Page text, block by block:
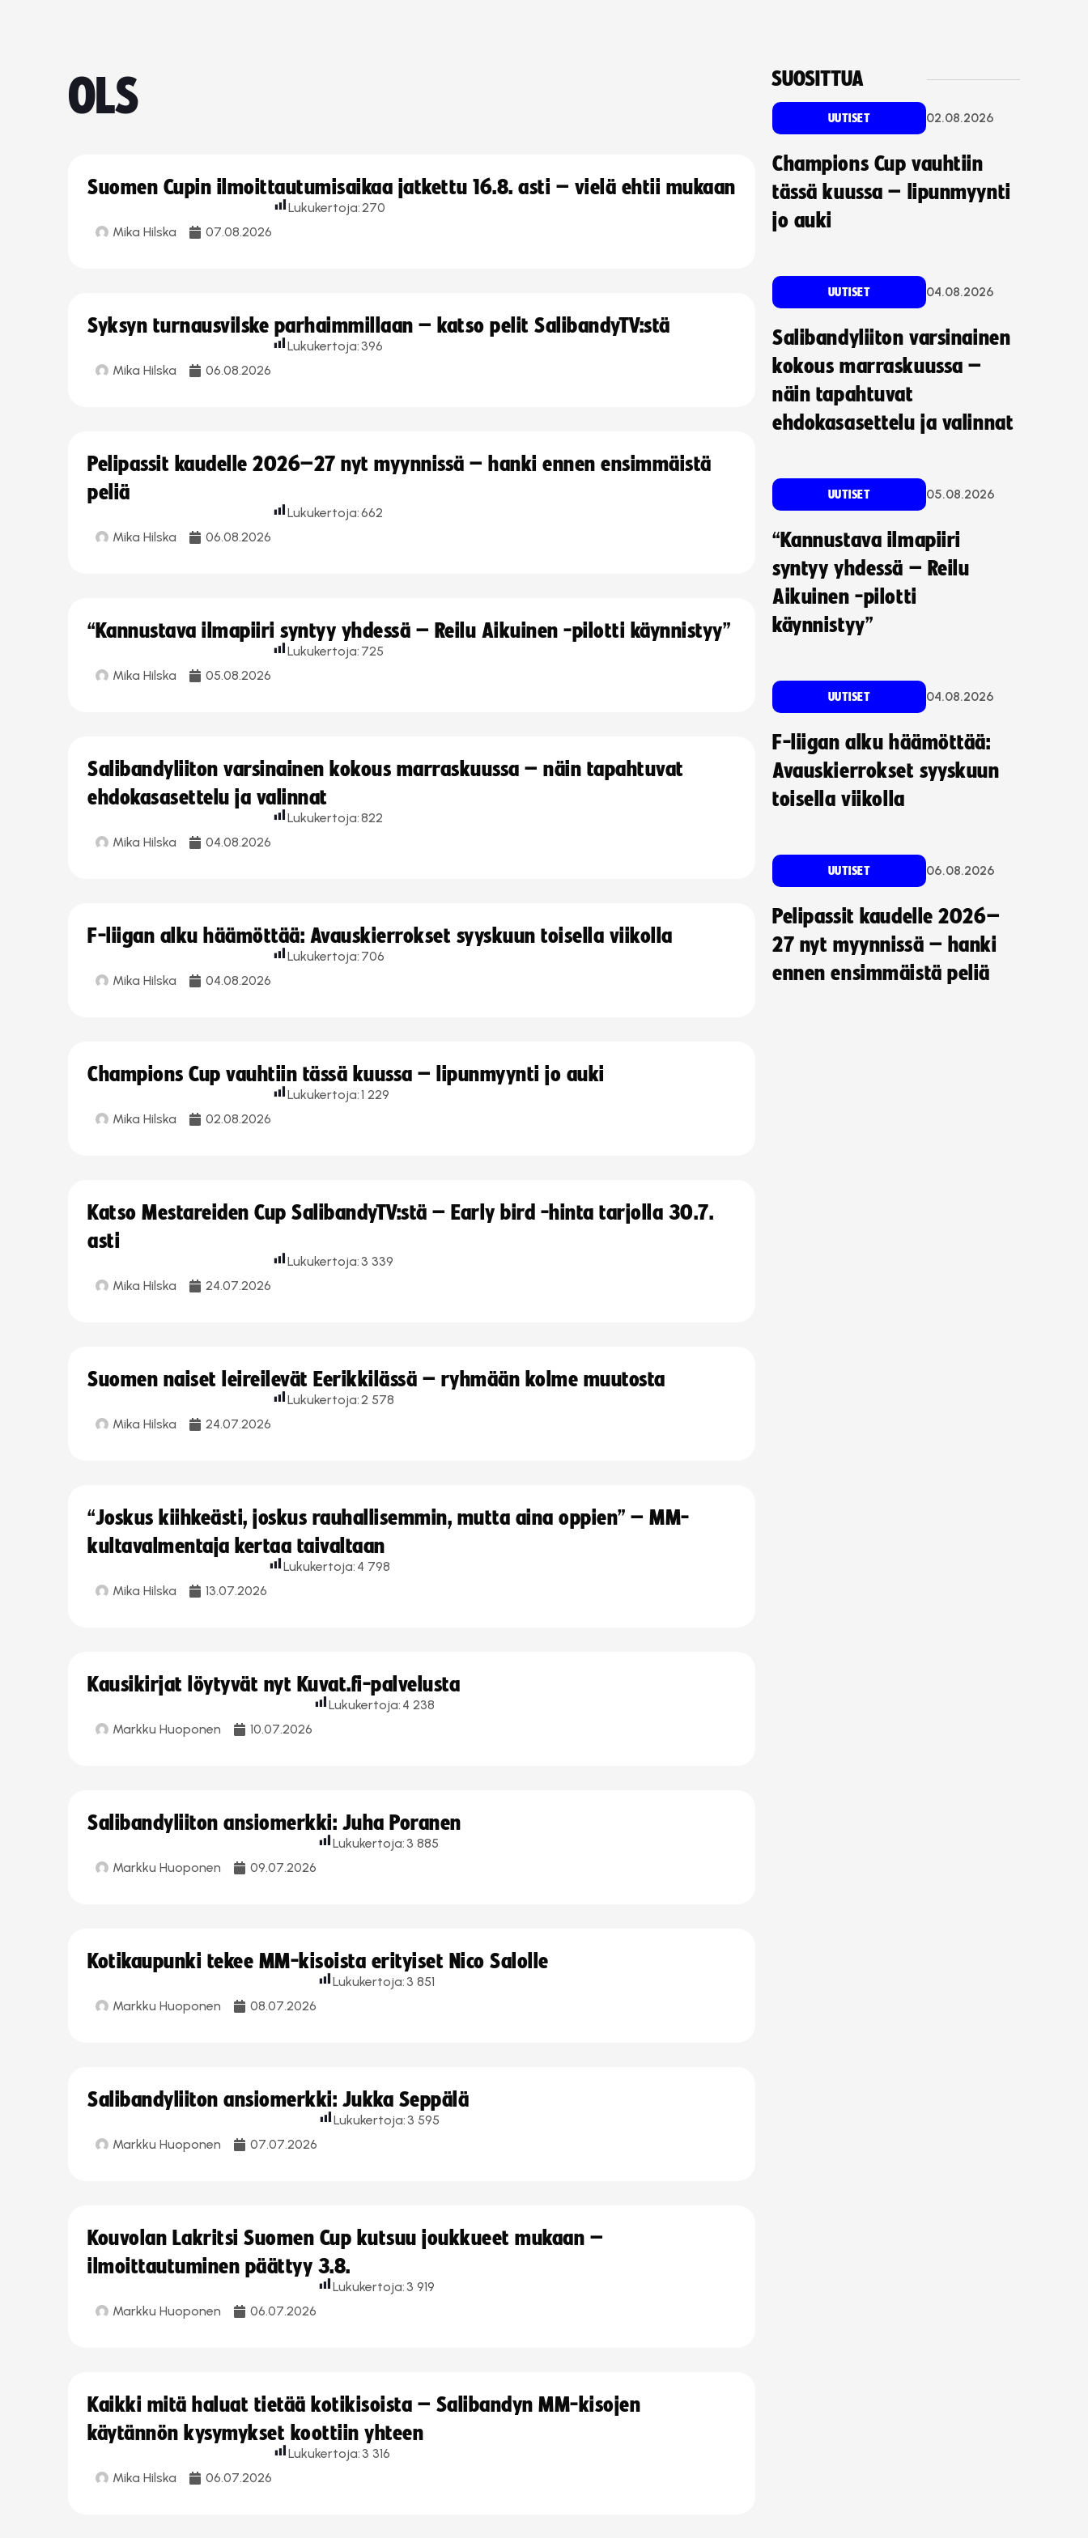
OLS
Suomen Cupin ilmoittautumisaikaa jatkettu 16.8. asti – vielä ehtii mukaan
Mika Hilska 07.08.2026
Lukukertoja:270
Syksyn turnausvilske parhaimmillaan – katso pelit SalibandyTV:stä
Mika Hilska 06.08.2026
Lukukertoja: 396
Pelipassit kaudelle 2026–27 nyt myynnissä – hanki ennen ensimmäistä
peliä
Mika Hilska 06.08.2026
Lukukertoja:662
“Kannustava ilmapiiri syntyy yhdessä – Reilu Aikuinen -pilotti käynnistyy”
Mika Hilska 05.08.2026
Lukukertoja: 725
Salibandyliiton varsinainen kokous marraskuussa – näin tapahtuvat
ehdokasasettelu ja valinnat
Mika Hilska 04.08.2026
Lukukertoja:822
F-liigan alku häämöttää: Avauskierrokset syyskuun toisella viikolla
Mika Hilska 04.08.2026
Lukukertoja: 706
Champions Cup vauhtiin tässä kuussa – lipunmyynti jo auki
Mika Hilska 02.08.2026
Lukukertoja:1 229
Katso Mestareiden Cup SalibandyTV:stä – Early bird -hinta tarjolla 30.7.
asti
Mika Hilska 24.07.2026
Lukukertoja: 3 339
Suomen naiset leireilevät Eerikkilässä – ryhmään kolme muutosta
Mika Hilska 24.07.2026
Lukukertoja:2 578
“Joskus kiihkeästi, joskus rauhallisemmin, mutta aina oppien” – MM-
kultavalmentaja kertaa taivaltaan
Mika Hilska 13.07.2026
Lukukertoja: 4 798
Kausikirjat löytyvät nyt Kuvat.fi-palvelusta
Markku Huoponen 10.07.2026
Lukukertoja: 4 238
Salibandyliiton ansiomerkki: Juha Poranen
Markku Huoponen 09.07.2026
Lukukertoja: 3 885
Kotikaupunki tekee MM-kisoista erityiset Nico Salolle
Markku Huoponen 08.07.2026
Lukukertoja: 3 851
Salibandyliiton ansiomerkki: Jukka Seppälä
Markku Huoponen 07.07.2026
Lukukertoja: 3 595
Kouvolan Lakritsi Suomen Cup kutsuu joukkueet mukaan –
ilmoittautuminen päättyy 3.8.
Markku Huoponen 06.07.2026
Lukukertoja: 3 919
Kaikki mitä haluat tietää kotikisoista – Salibandyn MM-kisojen
käytännön kysymykset koottiin yhteen
Mika Hilska 06.07.2026
Lukukertoja: 3 316
SUOSITTUA
UUTISET 02.08.2026
Champions Cup vauhtiin
tässä kuussa – lipunmyynti
jo auki
UUTISET 04.08.2026
Salibandyliiton varsinainen
kokous marraskuussa –
näin tapahtuvat
ehdokasasettelu ja valinnat
UUTISET 05.08.2026
“Kannustava ilmapiiri
syntyy yhdessä – Reilu
Aikuinen -pilotti
käynnistyy”
UUTISET 04.08.2026
F-liigan alku häämöttää:
Avauskierrokset syyskuun
toisella viikolla
UUTISET 06.08.2026
Pelipassit kaudelle 2026–
27 nyt myynnissä – hanki
ennen ensimmäistä peliä